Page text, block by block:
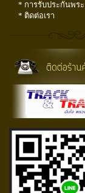
* การรับประกันพระ
* ติดต่อเรา